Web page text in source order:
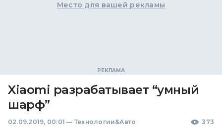
Место для вашей рекламы
Xiaomi разрабатывает “умный
шарф”
02.09.2019, 00:01 — Технологии&Авто 373